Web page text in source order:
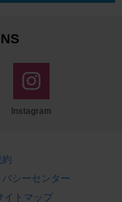
Instagram
バシーセンター
イトマップ